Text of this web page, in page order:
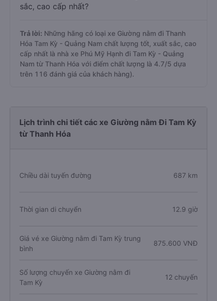
sắc, cao cấp nhất?
Trả lời: Những hãng có loại xe Giường nằm đi Thanh
Hóa Tam Kỳ - Quảng Nam chất lượng tốt, xuất sắc, cao
cấp nhất là nhà xe Phú Mỹ Hạnh đi Tam Kỳ - Quảng
Nam từ Thanh Hóa với điểm chất lượng là 4.7/5 dựa
trên 116 đánh giá của khách hàng).
Lịch trình chi tiết các xe Giường nằm Đi Tam Kỳ
từ Thanh Hóa
Chiều dài tuyến đường 687 km
Thời gian di chuyển 12.9 giờ
Giá vé xe Giường nằm đi Tam Kỳ trung
bình
875.600 VNĐ
Số lượng chuyến xe Giường nằm đi
Tam Kỳ
12 chuyến